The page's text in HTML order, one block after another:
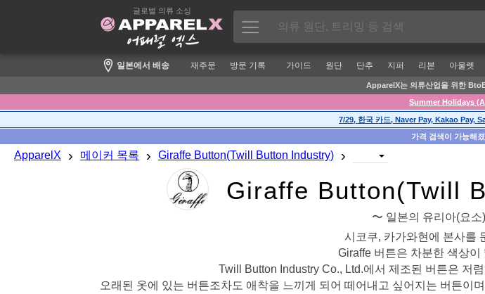
글로벌 의류 소싱
일본에서 배송 재주문 방문 기록 가이드 원단 단추 지퍼 리본 아울렛
ApparelX는 의류산업을 위한
Summer Holidays
7/29, 한국 카드, Naver Pay, Kakao Pay,
가격 검색이 가능해
ApparelX › 메이커 목록 › Giraffe Button(Twill Button Industry) ›
Giraffe Button(Twill
〜 일본의 유리아(요
시코쿠, 카가와현에 본사를
Giraffe 버튼은 차분한 색상
Twill Button Industry Co., Ltd.에서 제조된 버튼은 저
오래된 옷에 있는 버튼조차도 애착을 느끼게 되어 떼어내고 싶어지는 버튼이